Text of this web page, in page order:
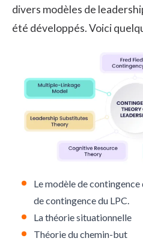
divers modèles de
été développés. Voici
Le modèle de
de contingence du LPC.
La théorie situationnelle
Théorie du chemin-but